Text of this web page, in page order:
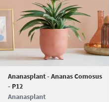
Ananasplant - Ananas Comosus
- P12
Ananasplant